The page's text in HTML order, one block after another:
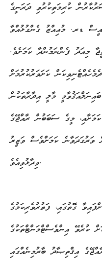
ކުރިމަތިކުރުވި ދަރަނީގެ
ޑރ. މުޢިއްޒު ގެންގުޅުއްވާ
މިއަދު ފެންނަމުންދާ ކަމަށެވެ.
ކަށަވަރުކުރުމަށް
މާލީ އިދާރާތަކުން
މީގެ ސަބަބުން ރާއްޖޭގެ
ވަރުގަދަވާނެ ކަމަށްވެސް ވަޒީރު
ވިދާޅުވިއެވެ.
ގޮތުގައި، ފަތުރުވެރިކަމުގެ
ކުރެވޭ އިންވެސްޓްމަންޓްތަކުގެ
އިޤްތިޞާދު ބާރުމިނެއްގައި